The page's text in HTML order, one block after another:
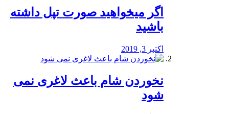
اگر میخواهید صورت تپل داشته
باشید
اکتبر 3, 2019
نخوردن شام باعث لاغری نمی
‌شود